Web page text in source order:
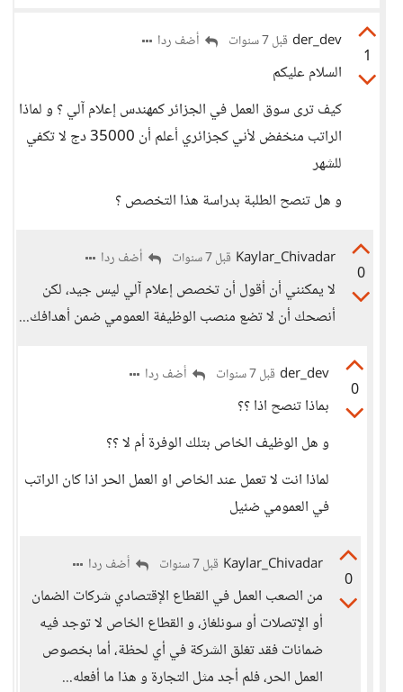
1
der_dev قبل 7 سنوات أضف ردا
السلام عليكم
كيف ترى سوق العمل في الجزائر كمهندس إعلام آلي ؟ و لماذا
الراتب منخفض لأني كجزائري أعلم أن 35000 دج لا تكفي
للشهر
و هل تنصح الطلبة بدراسة هذا التخصص ؟
0
Kaylar_Chivadar قبل 7 سنوات أضف ردا
لا يمكنني أن أقول أن تخصص إعلام آلي ليس جيد، لكن
أنصحك أن لا تضع منصب الوظيفة العمومي ضمن أهدافك...
0
der_dev قبل 7 سنوات أضف ردا
بماذا تنصح اذا ؟؟
و هل الوظيف الخاص بتلك الوفرة أم لا ؟؟
لماذا انت لا تعمل عند الخاص او العمل الحر اذا كان الراتب
في العمومي ضئيل
0
Kaylar_Chivadar قبل 7 سنوات أضف ردا
من الصعب العمل في القطاع الإقتصادي شركات الضمان
أو الإتصلات أو سونلغاز، و القطاع الخاص لا توجد فيه
ضمانات فقد تغلق الشركة في أي لحظة، أما بخصوص
العمل الحر، فلم أجد مثل التجارة و هذا ما أفعله...